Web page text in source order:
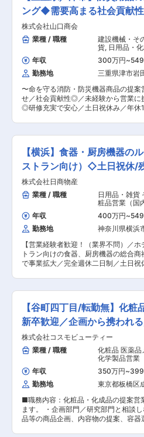
miximPOTION、ECOLOVISTAなど。
@COSMEベストコスメアワード殿堂
３位受賞 変更の範囲：会社の定める業
もあります ■フォロー体制： ・入社直後は担当
の先輩のサポート業務を行っていただ
営業スキルや業界知識を身に着けてい
す。（見積作成、提案資料作成など）
先輩のフォローの元OJTとなります。
担当顧客を持っていただきます。 ■当社につい
て： ＜事業＞ (1)商品ラベル(2)各種軟
箱/店頭什器(4)化粧品の液体充填/セッ
4つの事業を展開。売上の約7割が大手
品/トイレタリーメーカーで、様々なお
望に合わせて幅広い提案が可能。女性
7名が在籍しており、新製品のデザイン
貫した生産体制を構築しています。 ■働きやすい
環境 ・年休120日で残業時間30時間
るため離職率は5％以下と低く、非常
据えた働き方を実現できる職場です。 変更の範
囲：会社の定める業務
を担当いただく予定）と配送業者の管
具体的には： ・リネン品の補充・棚
ーンでの回収・配送は委託業者が行い
追加依頼を受けた際などで1日２〜3
ます。 ・アイテム追加の提案 ・価格
・不活性先の解約 ・問い合わせ対応など ＜
＞ ・今回は箱根・熱海エリアを担当い
です（取引先：箱根・熱海・伊東・河
ル・施設）。 ・お客様の地形や納品方
順序を考えながらリネンを届けます
や追加アイテムの相談を受けるなど、
け」でなくお客様の発展につながる動
しています。 ・現在は既存顧客への
なく、お客様の稼働で売上が決まる
無理な営業はありませんが、提案な
ンプランは設定しています。 ■入社後の流れ ま
ずは1〜2か月、先輩社員と一緒にお客
回りをします。 並行して事務処理や先
ポートを行いながら、お客様の特徴や
設内の構造を覚え、営業としての動
ジします。 また、工場研修（1〜2週間
ており、リネンが洗われ出荷される一
見て会社の仕組みを学べます。 ■組織構成 4名
（男性／年齢層は40代〜50代） ベテ
多く在籍しております。長い目で見て
く考えの為、未経験の方でも気軽にご
グ業界の中でもリネンサプライのホテ
伸びていく見
ング◆需要高まる社会貢献
株式会社山口商会
業種 / 職種
建設機械・そ
貨, 日用品・
他消費財営業
年収 300万円~
勤務地
三重県津市岩
〜命を守る消防・防災機器商品の提案
せ／社会貢献性◎／未経験から営業に
◎研修充実で安心／土日祝休み／年休
イトを展開しています。 個人顧客や
しておりますが、更なる法人や団体
営業強化のため営業スタッフを増員
■具体的には： ・新規開拓営業 ・電
ールなどアプローチ ・商品仕入れ先交
／請求書 ・出荷納品補助 など 【変更
当社業務全般】 ■業務詳細： 現在大手ECサイト
に展開し、法人団体への商品企画や
反響営業を行っており、事業拡大のた
フ増員です。 例：病院・介護施設・学校・企業な
どに対してのアプローチ ■入社後について：
OJT制度あり。 業界知識など入社後教
のでご安心ください。 ■当社の魅力： （１）業
績好調 創業50年、消防、防災用品の
て積み上げたノウハウが強みです。 消
総合商社として、消防用品、消防用設
ている会社です。販売以外に消防車
施設工事、消防施設の保守点検等に
務の拡張に努めています。 （２）顧客との信頼構
築 地域に根ざした企業として積み上げ
ります。 安全、安心を届ける企業とし
社会貢献に直結しているところも強み
【横浜】食器・厨房機器の
ストラン向け）◇土日祝休/
株式会社日商物産
業種 / 職種
日用品・雑貨
粧品営業（国
（国内）
年収 400万円~
勤務地
神奈川県横浜
【営業経験者歓迎！（業界不問）／ホ
トラン向けの食器、厨房機器の総合商
で事業拡大／完全週休二日制／土日祝
グラス・厨房備品などの営業を担当い
す。お客様が新店舗や新メニューを出
ているコンセプトやお店の雰囲気等
仕入れ先のメーカーの商品の中からご
す。お客様とお店を作っていく楽しさ
商品がレストランに並んでいる瞬間を
感じることができます。 ＜具体的には＞ ・お客
様からの受注→見積書作成→仕入れ先
発注→商品お届け ・ノルマはなく、支
標を社員で協力して達成を目指します
レストラン、ホテル、ウェディング会
品】和食、洋食、中華など店舗に合っ
ス、厨房備品等 ■組織構成 営業所は4名の営業担
当と3名の事務員、倉庫業務2名がい
については20代から40代まで幅広く
で助け合いながら業務を行う風土があ
【谷町四丁目/転勤無】化
新卒歓迎／企画から携われ
株式会社コスモビューティー
業種 / 職種
化粧品 医薬品
化学製品営業
営業（国内）
年収 350万円~
勤務地
東京都板橋区
■職務内容：化粧品・化成品の提案営
ます。 ・企画部門／研究部門と相談
品等の商品企画、内容物の提案、容器